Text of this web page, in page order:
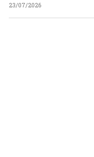
23/07/2026